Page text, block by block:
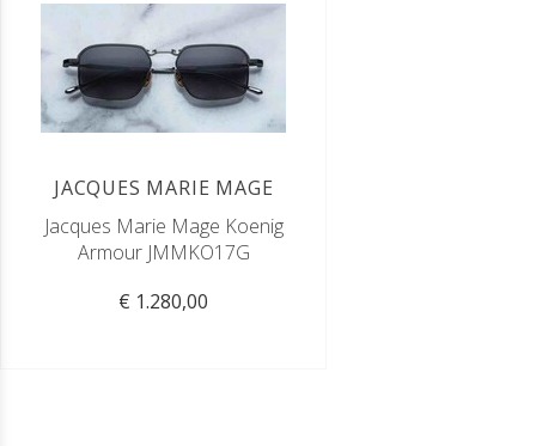
JACQUES MARIE MAGE
Jacques Marie Mage Koenig
Armour JMMKO17G
€ 1.280,00